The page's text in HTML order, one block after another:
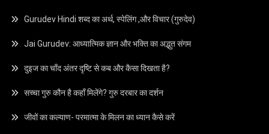
Gurudev Hindi शब्द का अर्थ, स्पेलिंग ,और विचार (गुरुदेव)
Jai Gurudev: आध्यात्मिक ज्ञान और भक्ति का अद्भुत संगम
दुइज का चाँद अंतर दृष्टि से कब और कैसा दिखता है?
सच्चा गुरु कौन है कहाँ मिलेंगे? गुरु दरबार का दर्शन
जीवों का कल्याण- परमात्मा के मिलन का ध्यान कैसे करें